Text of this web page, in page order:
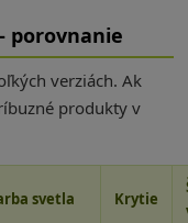
porovnanie
verziách. Ak
produkty v
svetla Krytie